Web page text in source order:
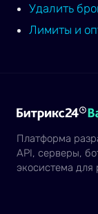
Удалить
Лимиты и
Платформа
API, серверы,
экосистема для